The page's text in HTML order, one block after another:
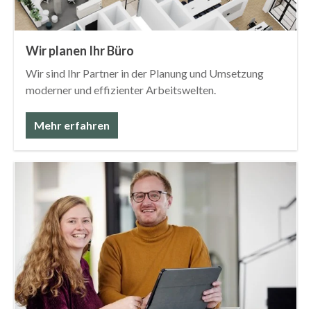
Wir planen Ihr Büro
Wir sind Ihr Partner in der Planung und Umsetzung
moderner und effizienter Arbeitswelten.
Mehr erfahren